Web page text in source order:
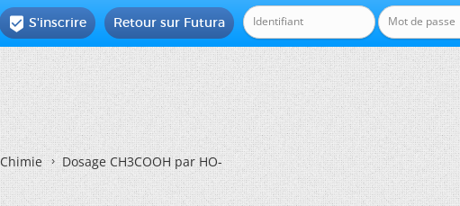
Retour sur Futura
 S'inscrire
Chimie Dosage CH3COOH par HO-